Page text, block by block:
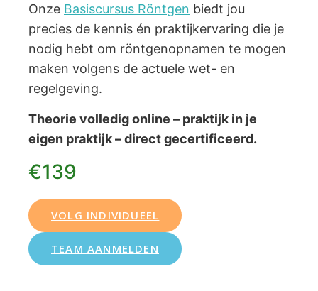
Onze Basiscursus Röntgen biedt jou
precies de kennis én praktijkervaring die je
nodig hebt om röntgenopnamen te mogen
maken volgens de actuele wet- en
regelgeving.
Theorie volledig online – praktijk in je
eigen praktijk – direct gecertificeerd.
€139
VOLG INDIVIDUEEL
TEAM AANMELDEN